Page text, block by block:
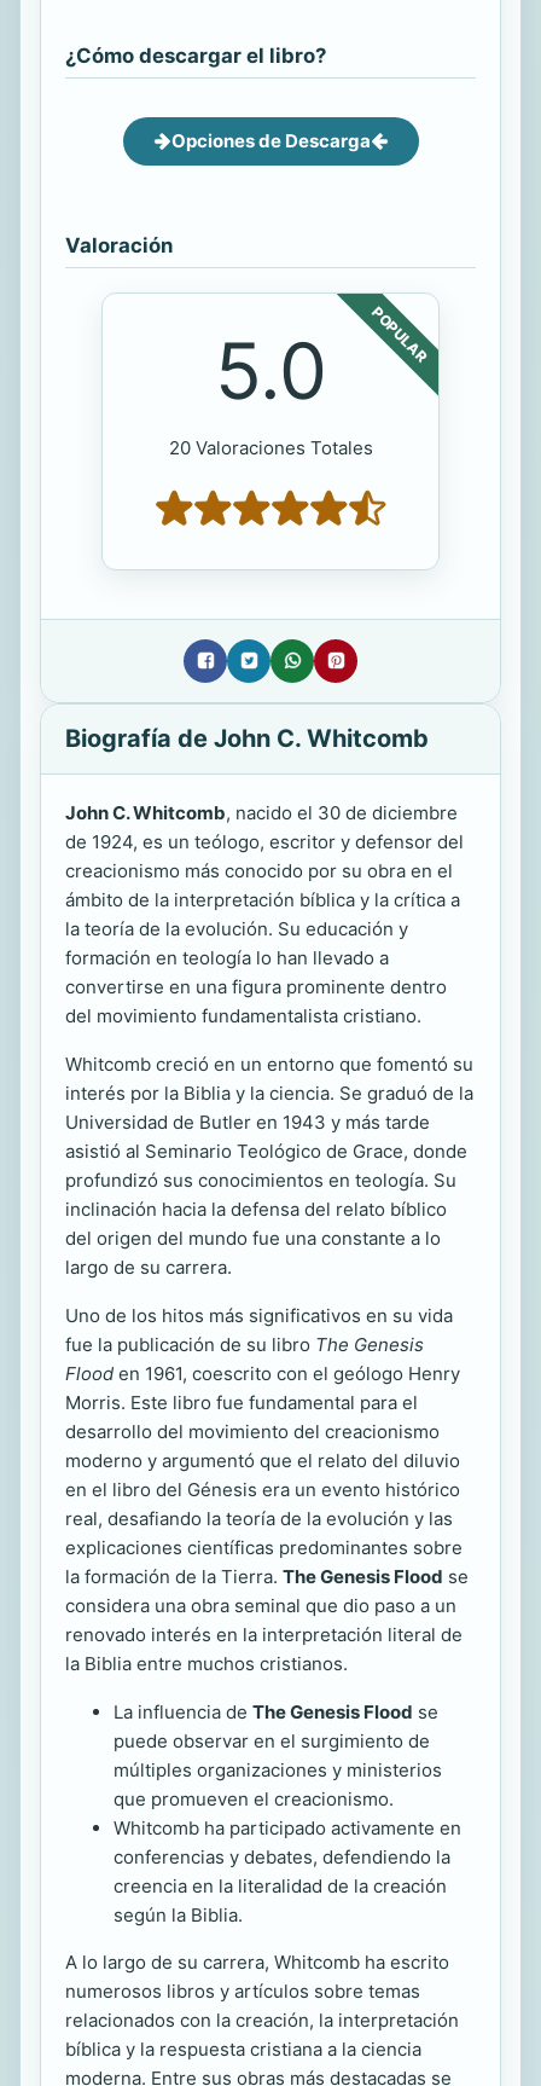
¿Cómo descargar el libro?
Opciones de Descarga
Valoración
POPULAR
5.0
20 Valoraciones Totales
Biografía de John C. Whitcomb
John C. Whitcomb, nacido el 30 de diciembre
de 1924, es un teólogo, escritor y defensor del
creacionismo más conocido por su obra en el
ámbito de la interpretación bíblica y la crítica a
la teoría de la evolución. Su educación y
formación en teología lo han llevado a
convertirse en una figura prominente dentro
del movimiento fundamentalista cristiano.
Whitcomb creció en un entorno que fomentó su
interés por la Biblia y la ciencia. Se graduó de la
Universidad de Butler en 1943 y más tarde
asistió al Seminario Teológico de Grace, donde
profundizó sus conocimientos en teología. Su
inclinación hacia la defensa del relato bíblico
del origen del mundo fue una constante a lo
largo de su carrera.
Uno de los hitos más significativos en su vida
fue la publicación de su libro The Genesis
Flood en 1961, coescrito con el geólogo Henry
Morris. Este libro fue fundamental para el
desarrollo del movimiento del creacionismo
moderno y argumentó que el relato del diluvio
en el libro del Génesis era un evento histórico
real, desafiando la teoría de la evolución y las
explicaciones científicas predominantes sobre
la formación de la Tierra. The Genesis Flood se
considera una obra seminal que dio paso a un
renovado interés en la interpretación literal de
la Biblia entre muchos cristianos.
La influencia de The Genesis Flood se
puede observar en el surgimiento de
múltiples organizaciones y ministerios
que promueven el creacionismo.
Whitcomb ha participado activamente en
conferencias y debates, defendiendo la
creencia en la literalidad de la creación
según la Biblia.
A lo largo de su carrera, Whitcomb ha escrito
numerosos libros y artículos sobre temas
relacionados con la creación, la interpretación
bíblica y la respuesta cristiana a la ciencia
moderna. Entre sus obras más destacadas se